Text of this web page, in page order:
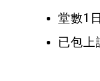
堂數1
已包上